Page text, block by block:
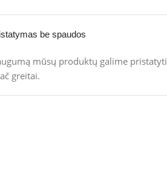
be spaudos
mūsų produktų galime pristatyti
greitai.